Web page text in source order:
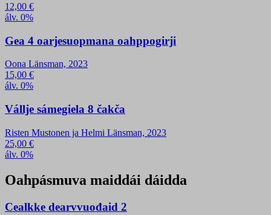
12,00 €
álv. 0%
Gea 4 oarjesuopmana oahppogirji
Oona Länsman, 2023
15,00 €
álv. 0%
Vállje sámegiela 8 čakča
Risten Mustonen ja Helmi Länsman, 2023
25,00 €
álv. 0%
Oahpásmuva maiddái dáidda
Cealkke dearvvuođaid 2